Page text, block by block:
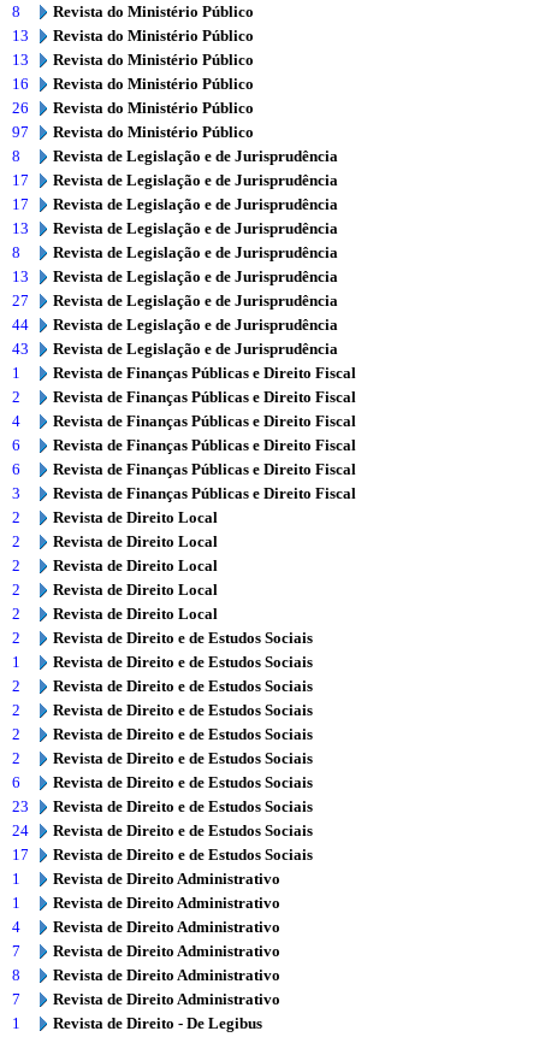
8
Revista do Ministério Público
13
Revista do Ministério Público
13
Revista do Ministério Público
16
Revista do Ministério Público
26
Revista do Ministério Público
97
Revista do Ministério Público
8
Revista de Legislação e de Jurisprudência
17
Revista de Legislação e de Jurisprudência
17
Revista de Legislação e de Jurisprudência
13
Revista de Legislação e de Jurisprudência
8
Revista de Legislação e de Jurisprudência
13
Revista de Legislação e de Jurisprudência
27
Revista de Legislação e de Jurisprudência
44
Revista de Legislação e de Jurisprudência
43
Revista de Legislação e de Jurisprudência
1
Revista de Finanças Públicas e Direito Fiscal
2
Revista de Finanças Públicas e Direito Fiscal
4
Revista de Finanças Públicas e Direito Fiscal
6
Revista de Finanças Públicas e Direito Fiscal
6
Revista de Finanças Públicas e Direito Fiscal
3
Revista de Finanças Públicas e Direito Fiscal
2
Revista de Direito Local
2
Revista de Direito Local
2
Revista de Direito Local
2
Revista de Direito Local
2
Revista de Direito Local
2
Revista de Direito e de Estudos Sociais
1
Revista de Direito e de Estudos Sociais
2
Revista de Direito e de Estudos Sociais
2
Revista de Direito e de Estudos Sociais
2
Revista de Direito e de Estudos Sociais
2
Revista de Direito e de Estudos Sociais
6
Revista de Direito e de Estudos Sociais
23
Revista de Direito e de Estudos Sociais
24
Revista de Direito e de Estudos Sociais
17
Revista de Direito e de Estudos Sociais
1
Revista de Direito Administrativo
1
Revista de Direito Administrativo
4
Revista de Direito Administrativo
7
Revista de Direito Administrativo
8
Revista de Direito Administrativo
7
Revista de Direito Administrativo
1
Revista de Direito - De Legibus